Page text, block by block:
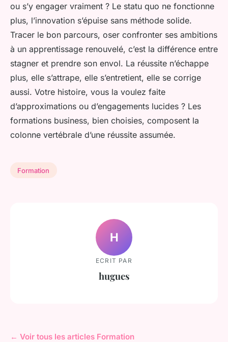
ou s’y engager vraiment ? Le statu quo ne fonctionne
plus, l’innovation s’épuise sans méthode solide.
Tracer le bon parcours, oser confronter ses ambitions
à un apprentissage renouvelé, c’est la différence entre
stagner et prendre son envol. La réussite n’échappe
plus, elle s’attrape, elle s’entretient, elle se corrige
aussi. Votre histoire, vous la voulez faite
d’approximations ou d’engagements lucides ? Les
formations business, bien choisies, composent la
colonne vertébrale d’une réussite assumée.
Formation
H
ECRIT PAR
hugues
← Voir tous les articles Formation